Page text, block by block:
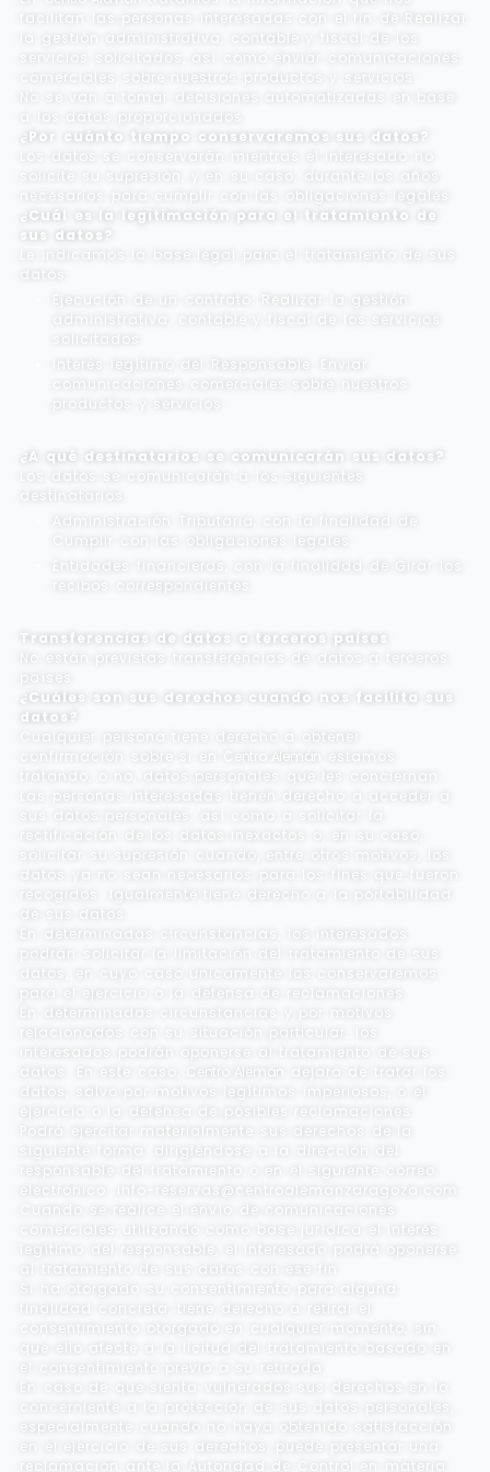
facilitan las personas interesadas con el fin de Realizar
la gestión administrativa, contable y fiscal de los
servicios solicitados, así como enviar comunicaciones
comerciales sobre nuestros productos y servicios.
No se van a tomar decisiones automatizadas en base
a los datos proporcionados.
¿Por cuánto tiempo conservaremos sus datos?
Los datos se conservarán mientras el interesado no
solicite su supresión, y en su caso, durante los años
necesarios para cumplir con las obligaciones legales.
¿Cuál es la legitimación para el tratamiento de
sus datos?
Le indicamos la base legal para el tratamiento de sus
datos:
Ejecución de un contrato: Realizar la gestión
administrativa, contable y fiscal de los servicios
solicitados
Interés legítimo del Responsable: Enviar
comunicaciones comerciales sobre nuestros
productos y servicios
¿A qué destinatarios se comunicarán sus datos?
Los datos se comunicarán a los siguientes
destinatarios:
Administración Tributaria, con la finalidad de
Cumplir con las obligaciones legales
Entidades financieras, con la finalidad de Girar los
recibos correspondientes
Transferencias de datos a terceros países
No están previstas transferencias de datos a terceros
países.
¿Cuáles son sus derechos cuando nos facilita sus
datos?
Cualquier persona tiene derecho a obtener
confirmación sobre si en
Centro Alemán
estamos
tratando, o no, datos personales que les conciernan.
Las personas interesadas tienen derecho a acceder a
sus datos personales, así como a solicitar la
rectificación de los datos inexactos o, en su caso,
solicitar su supresión cuando, entre otros motivos, los
datos ya no sean necesarios para los fines que fueron
recogidos. Igualmente tiene derecho a la portabilidad
de sus datos.
En determinadas circunstancias, los interesados
podrán solicitar la limitación del tratamiento de sus
datos, en cuyo caso únicamente los conservaremos
para el ejercicio o la defensa de reclamaciones.
En determinadas circunstancias y por motivos
relacionados con su situación particular, los
interesados podrán oponerse al tratamiento de sus
datos. En este caso,
Centro Alemán
dejará de tratar los
datos, salvo por motivos legítimos imperiosos, o el
ejercicio o la defensa de posibles reclamaciones.
Podrá ejercitar materialmente sus derechos de la
siguiente forma: dirigiéndose a la dirección del
responsable del tratamiento o en el siguiente correo
electrónico: info-reservas@centroalemanzaragoza.com
Cuando se realice el envío de comunicaciones
comerciales utilizando como base jurídica el interés
legítimo del responsable, el interesado podrá oponerse
al tratamiento de sus datos con ese fin.
Si ha otorgado su consentimiento para alguna
finalidad concreta, tiene derecho a retirar el
consentimiento otorgado en cualquier momento, sin
que ello afecte a la licitud del tratamiento basado en
el consentimiento previo a su retirada.
En caso de que sienta vulnerados sus derechos en lo
concerniente a la protección de sus datos personales,
especialmente cuando no haya obtenido satisfacción
en el ejercicio de sus derechos, puede presentar una
reclamación ante la Autoridad de Control en materia